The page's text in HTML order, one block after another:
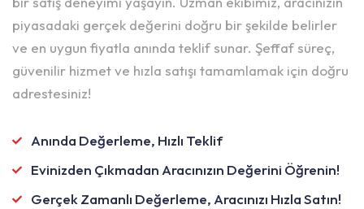
piyasadaki gerçek değerini doğru bir şekilde belirler
ve en uygun fiyatla anında teklif sunar. Şeffaf süreç,
güvenilir hizmet ve hızla satışı tamamlamak için doğru
adrestesiniz!
Anında Değerleme, Hızlı Teklif
Evinizden Çıkmadan Aracınızın Değerini Öğrenin!
Gerçek Zamanlı Değerleme, Aracınızı Hızla Satın!